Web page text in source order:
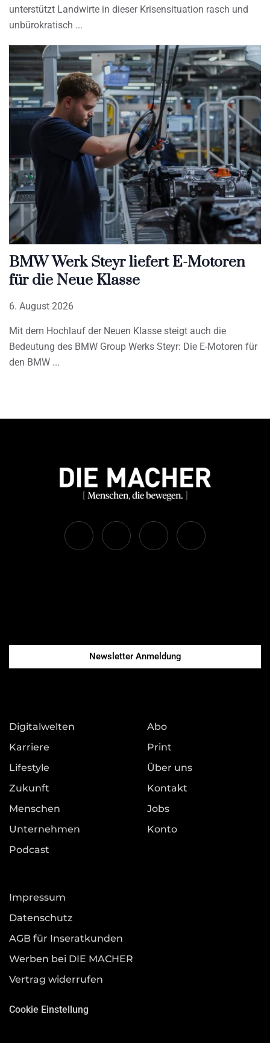
unterstützt Landwirte in dieser Krisensituation rasch und
unbürokratisch
BMW Werk Steyr liefert E-Motoren
für die Neue Klasse
6. August 2026
Mit dem Hochlauf der Neuen Klasse steigt auch die
Bedeutung des BMW Group Werks Steyr: Die E-Motoren für
den BMW
Newsletter Anmeldung
Digitalwelten
Karriere
Lifestyle
Zukunft
Menschen
Unternehmen
Podcast
Abo
Print
Über uns
Kontakt
Jobs
Konto
Impressum
Datenschutz
AGB für Inseratkunden
Werben bei DIE MACHER
Vertrag widerrufen
Cookie Einstellung